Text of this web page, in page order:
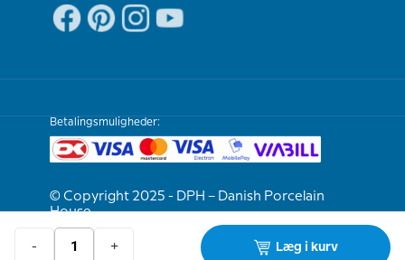
- + Læg i kurv
Betalingsmuligheder:
© Copyright 2025 - DPH – Danish Porcelain
House